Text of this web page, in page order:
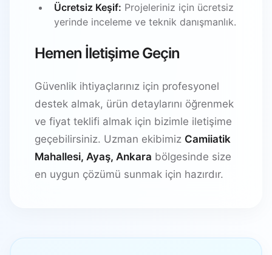
Ücretsiz Keşif: Projeleriniz için ücretsiz
yerinde inceleme ve teknik danışmanlık.
Hemen İletişime Geçin
Güvenlik ihtiyaçlarınız için profesyonel
destek almak, ürün detaylarını öğrenmek
ve fiyat teklifi almak için bizimle iletişime
geçebilirsiniz. Uzman ekibimiz Camiiatik
Mahallesi, Ayaş, Ankara bölgesinde size
en uygun çözümü sunmak için hazırdır.